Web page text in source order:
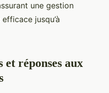
une gestion
jusqu’à
réponses aux